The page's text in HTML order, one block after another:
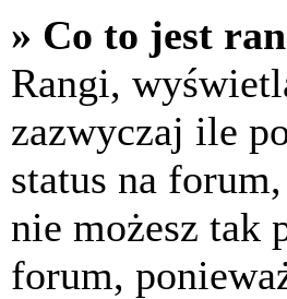
» Co to jest
Rangi,
zazwyczaj ile
status na
nie możesz tak
forum,